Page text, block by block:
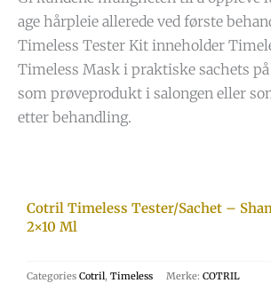
age hårpleie allerede ved første
Timeless Tester Kit inneholder
Timeless Mask i praktiske sachets
som prøveprodukt i salongen eller
etter behandling.
Cotril Timeless Tester/Sachet –
2×10 Ml
Categories Cotril, Timeless Merke: COTRIL